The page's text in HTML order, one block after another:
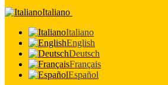
Italiano
Italiano
English
Deutsch
Français
Español